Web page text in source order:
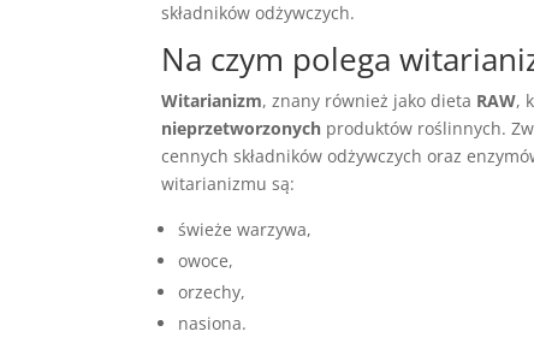
składników odżywczych.
Na czym polega
Witarianizm, znany również jako dieta RAW,
nieprzetworzonych produktów roślinnych.
cennych składników odżywczych oraz
witarianizmu są:
świeże warzywa,
owoce,
orzechy,
nasiona.